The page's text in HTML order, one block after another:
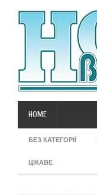
HOME
БЕЗ КАТЕГОРІЇ
ЦІКАВЕ